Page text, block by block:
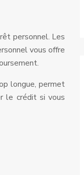
personnel. Les
vous offre
longue, permet
le crédit si vous